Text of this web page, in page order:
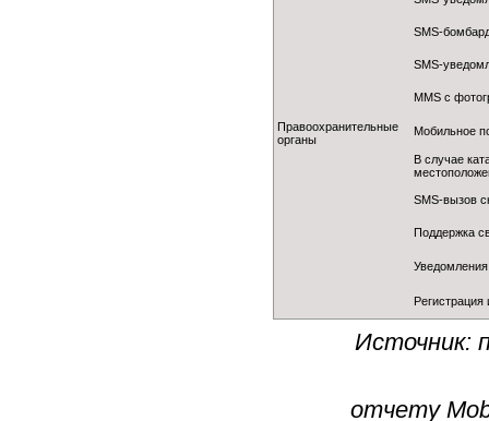
Правоохранительные
органы
SMS-
SMS-
MMS с
Мобильное
В случае
SMS-вызов
Поддержка
Источник:
отчету